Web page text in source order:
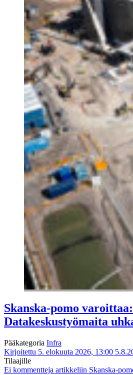
Skanska-pomo varoittaa:
Datakeskustyömaita
Pääkategoria Infra
Kirjoitettu 5. elokuuta 2026, 13:00
Tilaajille
Ei kommentteja artikkeliin Skanska-